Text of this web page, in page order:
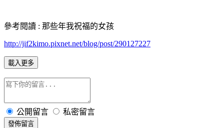
參考閱讀 : 那些年我祝福的女孩
http://jif2kimo.pixnet.net/blog/post/290127227
載入更多
公開留言 私密留言
發佈留言